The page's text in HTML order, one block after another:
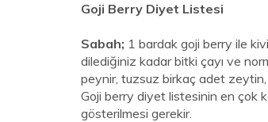
Goji Berry Diyet Listesi
Sabah; 1 bardak goji berry ile
dilediğiniz kadar bitki çayı ve
peynir, tuzsuz birkaç adet
Goji berry diyet listesinin en çok
gösterilmesi gerekir.